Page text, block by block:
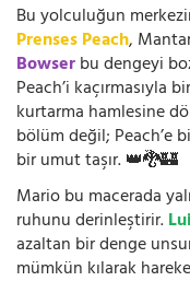
Bu yolculuğun
Prenses Peach,
Bowserbu dengeyi
Peach’i kaçırmasıyla
kurtarma hamlesine
bölüm değil; Peach’e
bir umut taşır. 👑🐉🏰
Mario bu macerada
ruhunu derinleştirir.
azaltan bir denge
mümkün kılarak